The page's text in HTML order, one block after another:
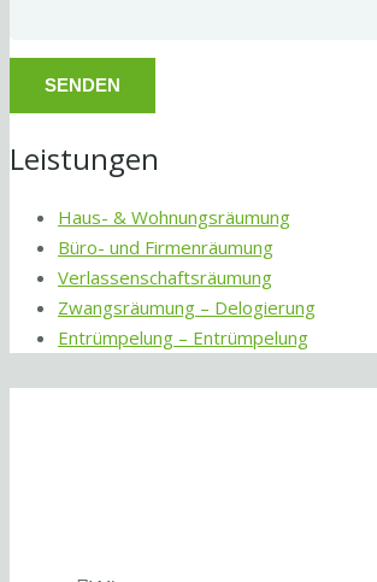
Leistungen
Haus- & Wohnungsräumung
Büro- und Firmenräumung
Verlassenschaftsräumung
Zwangsräumung – Delogierung
Entrümpelung – Entrümpelung